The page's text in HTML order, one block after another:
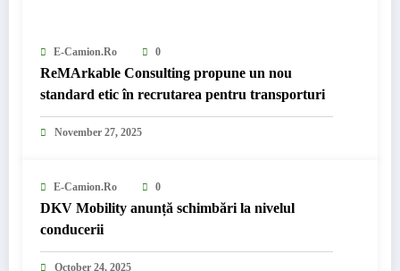
E-Camion.ro 0
ReMArkable Consulting propune un nou
standard etic în recrutarea pentru transporturi
November 27, 2025
E-Camion.ro 0
DKV Mobility anunță schimbări la nivelul
conducerii
October 24, 2025